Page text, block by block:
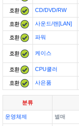
CD/DVD/RW
사운드/랜[LAN]
파워
케이스
CPU쿨러
사은품
분류
운영체제 별매